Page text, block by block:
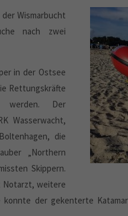
Wismarbucht
nach zwei
in der Ostsee
Rettungskräfte
werden. Der
Wasserwacht,
die
„Northern
Skippern.
Notarzt, weitere
der gekenterte